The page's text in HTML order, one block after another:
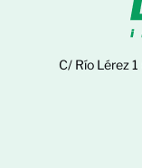
C/ Río Lérez